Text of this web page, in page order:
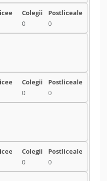
0 0
0 0
0 0